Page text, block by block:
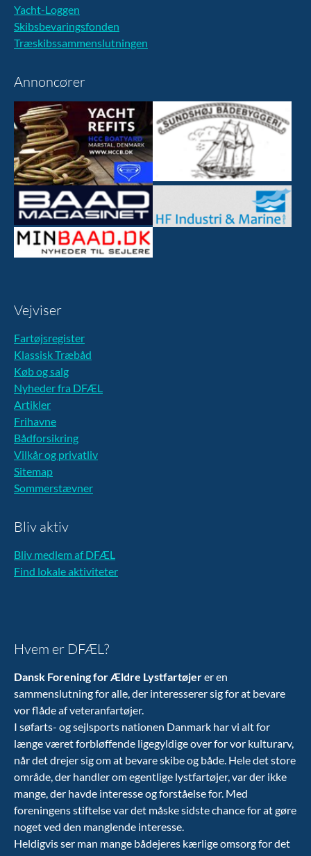
Yacht-Loggen
Skibsbevaringsfonden
Træskibssammenslutningen
Annoncører
Vejviser
Fartøjsregister
Klassisk Træbåd
Køb og salg
Nyheder fra DFÆL
Artikler
Frihavne
Bådforsikring
Vilkår og privatliv
Sitemap
Sommerstævner
Bliv aktiv
Bliv medlem af DFÆL
Find lokale aktiviteter
Hvem er DFÆL?
Dansk Forening for Ældre Lystfartøjerer en
sammenslutning for alle, der interesserer sig for at bevare
vor flåde af veteranfartøjer.
I søfarts- og sejlsports nationen Danmark har vi alt for
længe været forbløffende ligegyldige over for vor kulturarv,
når det drejer sig om at bevare skibe og både. Hele det store
område, der handler om egentlige lystfartøjer, var der ikke
mange, der havde interesse og forståelse for. Med
foreningens stiftelse var det måske sidste chance for at gøre
noget ved den manglende interesse.
Heldigvis ser man mange bådejeres kærlige omsorg for det